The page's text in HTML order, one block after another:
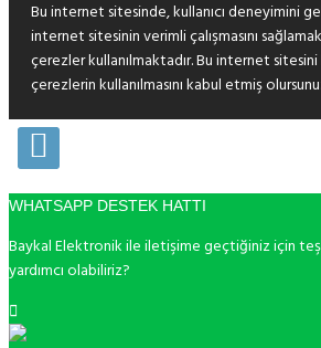
Bu internet sitesinde, kullanıcı deneyimini
internet sitesinin verimli çalışmasını
çerezler kullanılmaktadır. Bu internet
çerezlerin kullanılmasını kabul etmiş
WHATSAPP DESTEK HATTI
Baykal Elektronik ile iletişime geçtiğiniz için
yardımcı olabiliriz?